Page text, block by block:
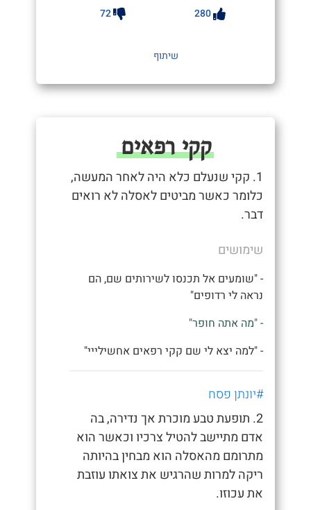
280
72
שיתוף
קקי רפאים
1. קקי שנעלם כלא היה לאחר המעשה,
כלומר כאשר מביטים לאסלה לא רואים
דבר.
שימושים
- "שומעים אל תכנסו לשירותים שם, הם
נראה לי רדופים"
- "מה אתה חופר"
- "למה יצא לי שם קקי רפאים אחשילייי"
#יונתן פסח
2. תופעת טבע מוכרת אך נדירה, בה
אדם מתיישב להטיל צרכיו וכאשר הוא
מתרומם מהאסלה הוא מבחין בהיותה
ריקה למרות שהרגיש את צואתו עוזבת
את עכוזו.